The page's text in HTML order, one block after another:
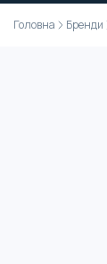
Головна Бренди